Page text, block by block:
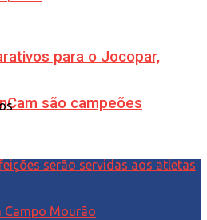
para o Jocopar,
são campeões